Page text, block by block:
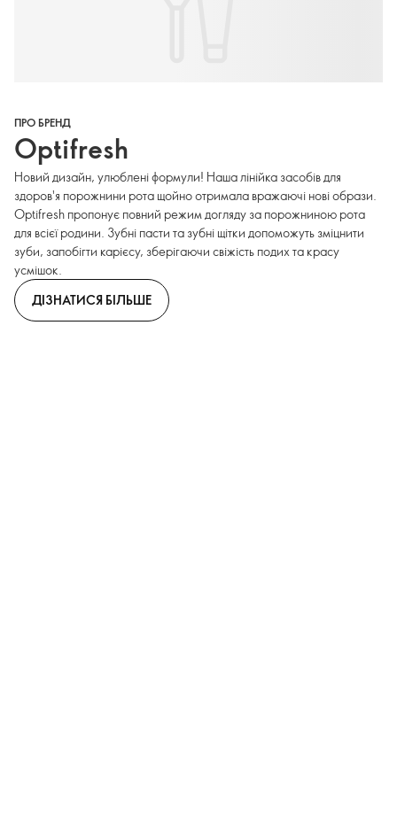
ПРО БРЕНД
Optifresh
Новий дизайн, улюблені формули! Наша лінійка засобів для
здоров'я порожнини рота щойно отримала вражаючі нові образи.
Optifresh пропонує повний режим догляду за порожниною рота
для всієї родини. Зубні пасти та зубні щітки допоможуть зміцнити
зуби, запобігти карієсу, зберігаючи свіжість подих та красу
усмішок.
ДІЗНАТИСЯ БІЛЬШЕ